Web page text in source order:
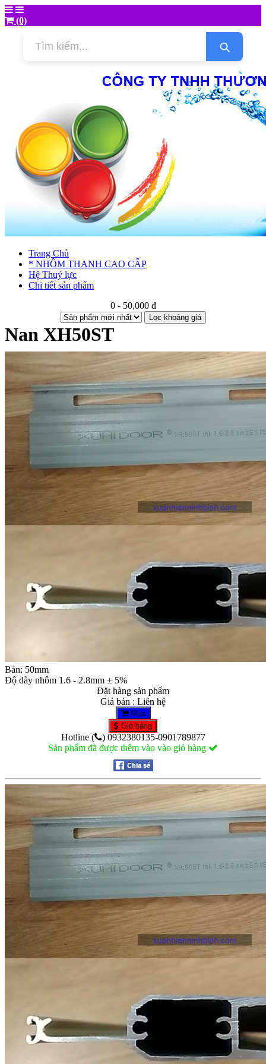
(0)
Trang Chủ
* NHÔM THANH CAO CẤP
Hệ Thuỷ lực
Chi tiết sản phẩm
0 - 50,000 đ
Lọc khoảng giá
Nan XH50ST
Bản: 50mm
Độ dày nhôm 1.6 - 2.8mm ± 5%
Đặt hàng sản phẩm
Giá bán : Liên hệ
Mua
Giỏ hàng
Hotline (
) 0932380135-0901789877
Sản phẩm đã được thêm vào vào giỏ hàng